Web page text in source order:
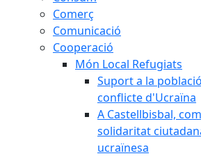
Comerç
Comunicació
Cooperació
Món Local Refugiats
Suport a la
conflicte d'Ucraïna
A Castellbisbal,
solidaritat
ucraïnesa